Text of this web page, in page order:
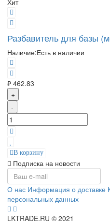
Хит
Разбавитель для базы
Наличие:Есть в наличии
₽ 462.83
+
-
В корзину
Подписка на новости
О нас Информация о доставке
персональных данных
LKTRADE.RU © 2021